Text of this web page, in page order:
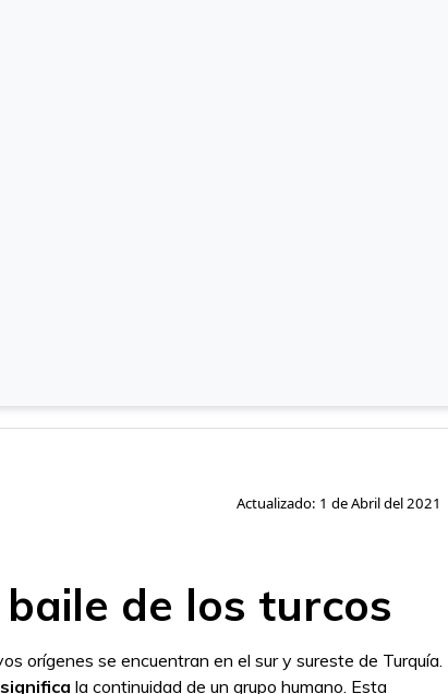
Actualizado: 1 de Abril del 2021
de los turcos
orígenes se encuentran en el sur y sureste de Turquía.
la continuidad de un grupo humano. Esta